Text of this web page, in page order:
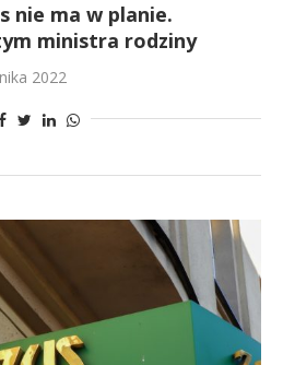
nie ma w planie.
ministra rodziny
2022